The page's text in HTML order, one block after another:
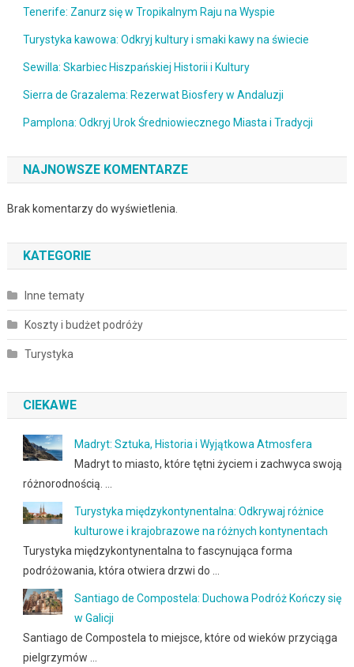
Tenerife: Zanurz się w Tropikalnym Raju na Wyspie
Turystyka kawowa: Odkryj kultury i smaki kawy na świecie
Sewilla: Skarbiec Hiszpańskiej Historii i Kultury
Sierra de Grazalema: Rezerwat Biosfery w Andaluzji
Pamplona: Odkryj Urok Średniowiecznego Miasta i Tradycji
NAJNOWSZE KOMENTARZE
Brak komentarzy do wyświetlenia.
KATEGORIE
Inne tematy
Koszty i budżet podróży
Turystyka
CIEKAWE
Madryt: Sztuka, Historia i Wyjątkowa Atmosfera
Madryt to miasto, które tętni życiem i zachwyca swoją
różnorodnością. …
Turystyka międzykontynentalna: Odkrywaj różnice
kulturowe i krajobrazowe na różnych kontynentach
Turystyka międzykontynentalna to fascynująca forma
podróżowania, która otwiera drzwi do …
Santiago de Compostela: Duchowa Podróż Kończy się
w Galicji
Santiago de Compostela to miejsce, które od wieków przyciąga
pielgrzymów …